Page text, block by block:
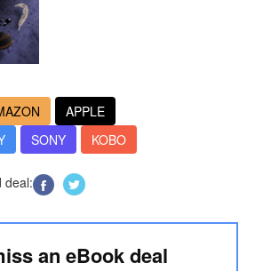
APPLE
SONY KOBO
deal:
an eBook deal